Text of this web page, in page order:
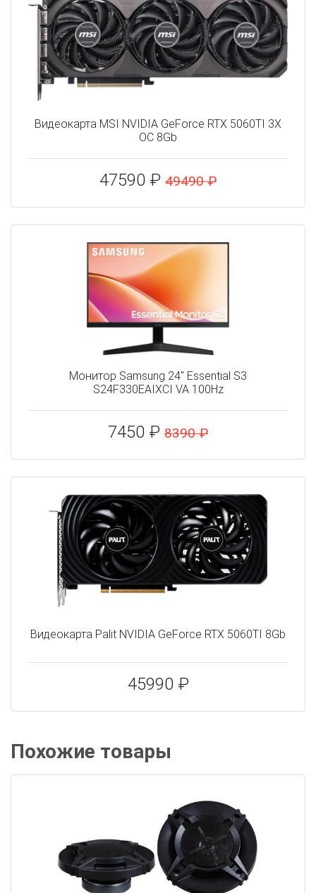
Видеокарта MSI NVIDIA GeForce RTX 5060TI 3X
OC 8Gb
47590 ₽ 49490 ₽
Монитор Samsung 24" Essential S3
S24F330EAIXCI VA 100Hz
7450 ₽ 8390 ₽
Видеокарта Palit NVIDIA GeForce RTX 5060TI 8Gb
45990 ₽
Похожие товары